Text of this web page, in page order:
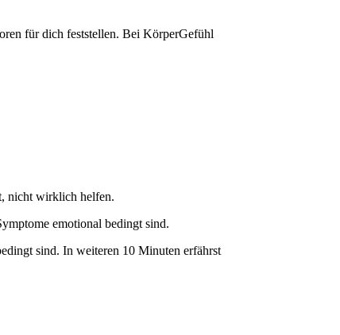
für dich feststellen. Bei KörperGefühl
nicht wirklich helfen.
emotional bedingt sind.
sind. In weiteren 10 Minuten erfährst